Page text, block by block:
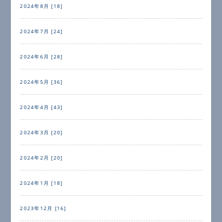
2024年8月 [18]
2024年7月 [24]
2024年6月 [28]
2024年5月 [36]
2024年4月 [43]
2024年3月 [20]
2024年2月 [20]
2024年1月 [18]
2023年12月 [16]